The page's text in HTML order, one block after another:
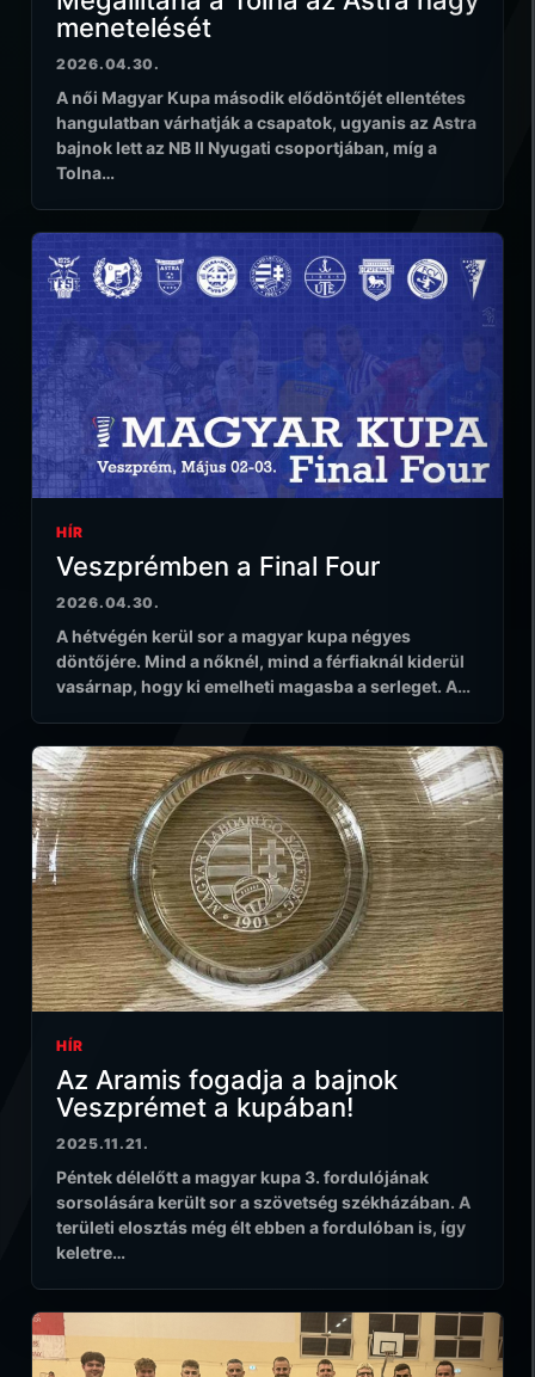
menetelését
2026.04.30.
A női Magyar Kupa második elődöntőjét ellentétes
hangulatban várhatják a csapatok, ugyanis az Astra
bajnok lett az NB II Nyugati csoportjában, míg a
Tolna…
HÍR
Veszprémben a Final Four
2026.04.30.
A hétvégén kerül sor a magyar kupa négyes
döntőjére. Mind a nőknél, mind a férfiaknál kiderül
vasárnap, hogy ki emelheti magasba a serleget. A…
HÍR
Az Aramis fogadja a bajnok
Veszprémet a kupában!
2025.11.21.
Péntek délelőtt a magyar kupa 3. fordulójának
sorsolására került sor a szövetség székházában. A
területi elosztás még élt ebben a fordulóban is, így
keletre…